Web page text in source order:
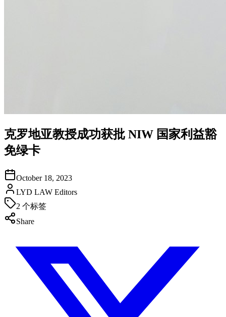
克罗地亚教授成功获批 NIW 国家利益豁
免绿卡
October 18, 2023
LYD LAW Editors
2 个标签
Share